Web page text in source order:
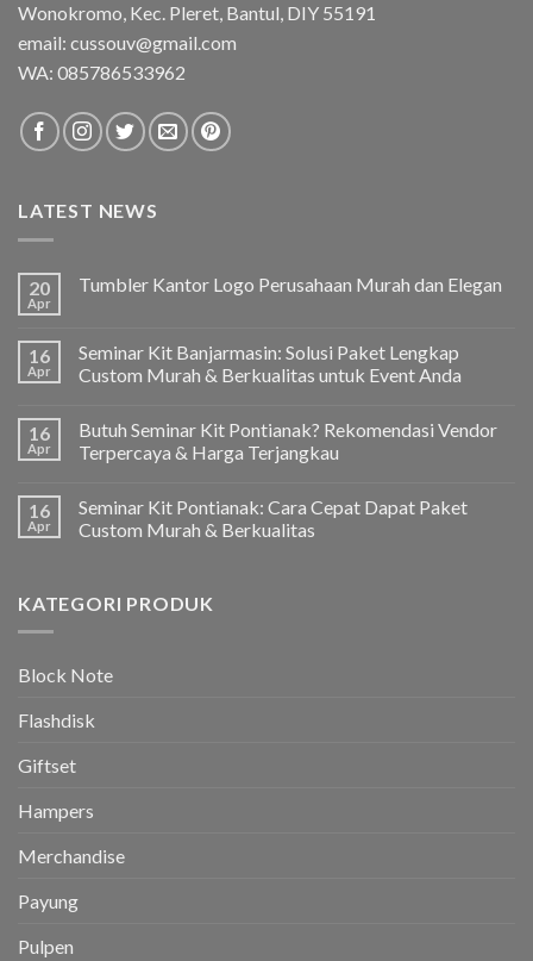
Wonokromo, Kec. Pleret, Bantul, DIY 55191
email: cussouv@gmail.com
WA: 085786533962
LATEST NEWS
20
Apr
Tumbler Kantor Logo Perusahaan Murah dan Elegan
16
Apr
Seminar Kit Banjarmasin: Solusi Paket Lengkap
Custom Murah & Berkualitas untuk Event Anda
16
Apr
Butuh Seminar Kit Pontianak? Rekomendasi Vendor
Terpercaya & Harga Terjangkau
16
Apr
Seminar Kit Pontianak: Cara Cepat Dapat Paket
Custom Murah & Berkualitas
KATEGORI PRODUK
Block Note
Flashdisk
Giftset
Hampers
Merchandise
Payung
Pulpen